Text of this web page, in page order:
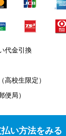
代金引換
校生限定）
局）
い方法をみる